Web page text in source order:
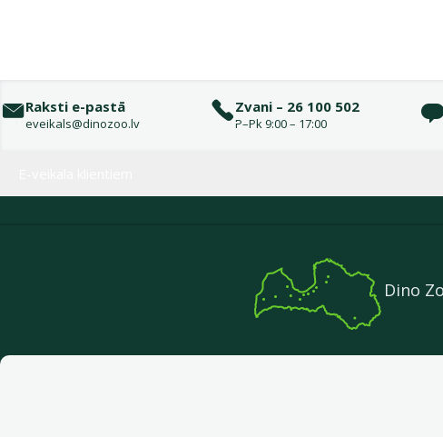
Raksti e-pastā
eveikals@dinozoo.lv
Zvani – 26 100 502
P–Pk 9:00 – 17:00
Dino